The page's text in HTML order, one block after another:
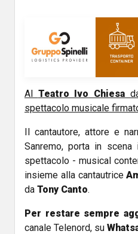
Al Teatro Ivo Chiesa
spettacolo musicale
Il cantautore, attore e
Sanremo, porta in
spettacolo - musical
insieme alla cantautrice
da Tony Canto.
Per restare sempre
canale Telenord, su